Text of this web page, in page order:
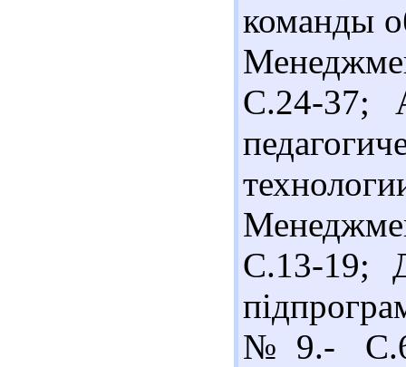
команды
С.24-37;
С.13-19;
№9.- С.6-